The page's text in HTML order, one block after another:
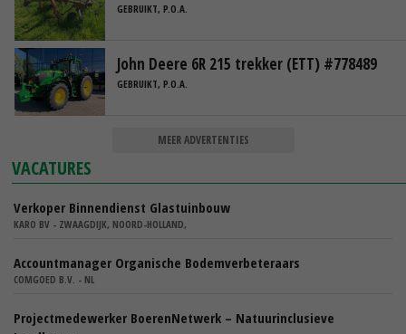
GEBRUIKT, P.O.A.
John Deere 6R 215 trekker (ETT) #778489
GEBRUIKT, P.O.A.
MEER ADVERTENTIES
VACATURES
Verkoper Binnendienst Glastuinbouw
KARO BV - ZWAAGDIJK, NOORD-HOLLAND,
Accountmanager Organische Bodemverbeteraars
COMGOED B.V. - NL
Projectmedewerker BoerenNetwerk – Natuurinclusieve